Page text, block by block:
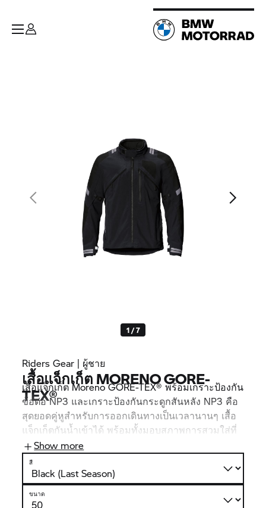
1 / 7
Riders Gear | ผู้ชาย
เสื้อแจ็กเก็ต MORENO GORE-
TEX®
เสื้อแจ็กเก็ต Moreno GORE-TEX® พร้อมเกราะป้องกัน
ข้อต่อ NP3 และเกราะป้องกันกระดูกสันหลัง NP3 คือ
สุดยอดคู่หูสำหรับการออกเดินทางเป็นเวลานานๆ เสื้อ
แจ็กเก็ตกันน้ำเข้าได้ พร้อมทั้งมอบสภาพการสวมใส่ที่
เหมาะสมด้วย เพราะมีการผสมผสานของลามิเนต
GORE-TEX® สามชั้นและการระบายอากาศที่เพียงพอ
รายละเอียดที่เป็นประโยชน์: คอเสื้อมีหมวกไอ้โม่งอยู่
ข้างใน
Show more
สี
ขนาด